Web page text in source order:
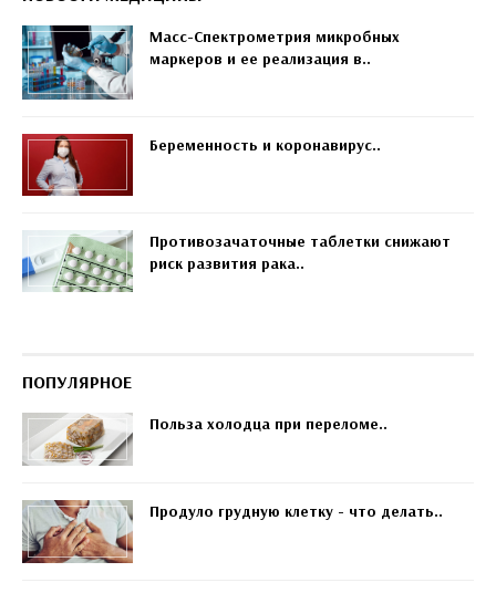
Масс-Спектрометрия микробных
маркеров и ее реализация в..
Беременность и коронавирус..
Противозачаточные таблетки снижают
риск развития рака..
ПОПУЛЯРНОЕ
Польза холодца при переломе..
Продуло грудную клетку - что делать..